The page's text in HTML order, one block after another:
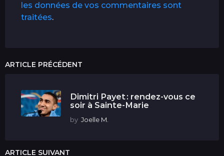
les données de vos commentaires sont
traitées.
ARTICLE PRÉCÉDENT
Dimitri Payet : rendez-vous ce
soir à Sainte-Marie
by Joelle M.
ARTICLE SUIVANT